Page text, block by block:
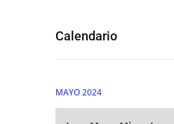
Calendario
MAYO 2024